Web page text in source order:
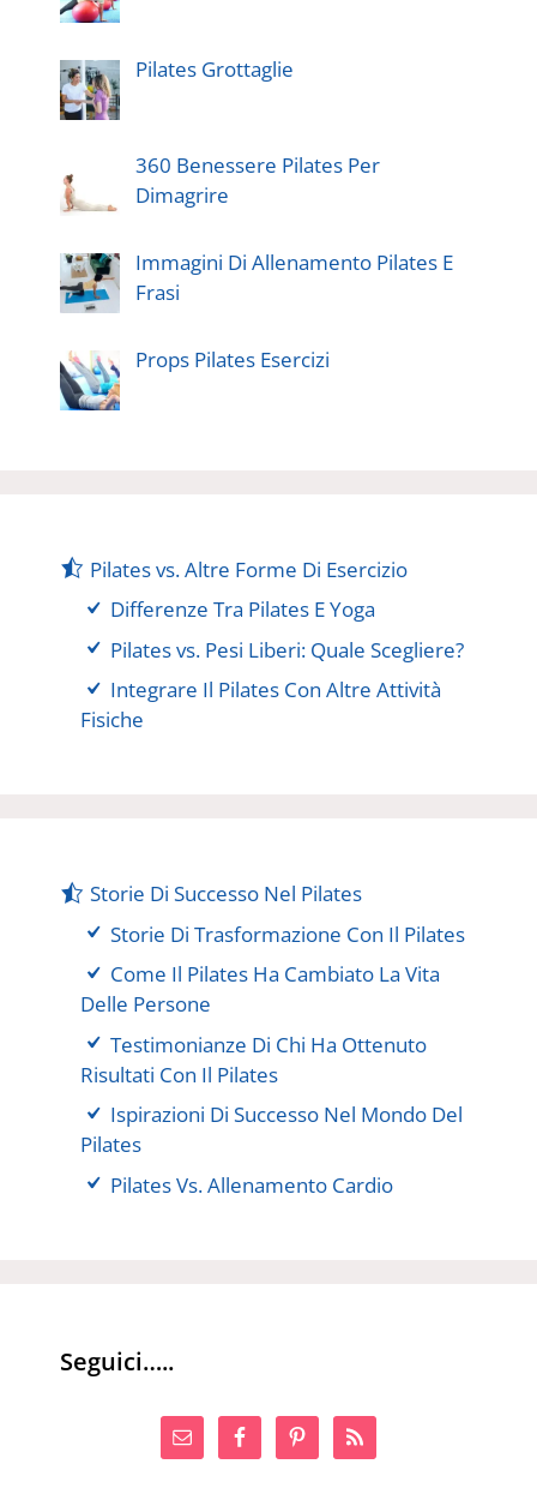
Pilates Grottaglie
360 Benessere Pilates Per
Dimagrire
Immagini Di Allenamento Pilates E
Frasi
Props Pilates Esercizi
Pilates vs. Altre Forme Di Esercizio
Differenze Tra Pilates E Yoga
Pilates vs. Pesi Liberi: Quale Scegliere?
Integrare Il Pilates Con Altre Attività
Fisiche
Storie Di Successo Nel Pilates
Storie Di Trasformazione Con Il Pilates
Come Il Pilates Ha Cambiato La Vita
Delle Persone
Testimonianze Di Chi Ha Ottenuto
Risultati Con Il Pilates
Ispirazioni Di Successo Nel Mondo Del
Pilates
Pilates Vs. Allenamento Cardio
Seguici…..